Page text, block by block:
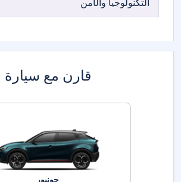
قارن مع سيارة